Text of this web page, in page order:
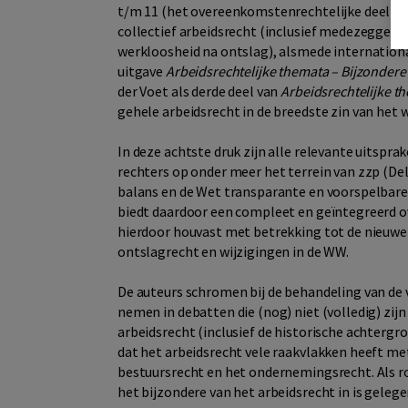
t/m 11 (het overeenkomstenrechtelijke deel
collectief arbeidsrecht (inclusief
werkloosheid na ontslag), alsmede
uitgave Arbeidsrechtelijke themata –
der Voet als derde deel vanArbeidsrechtelijke
gehele arbeidsrecht in de breedste zin van het
In deze achtste druk zijn alle relevante
rechters op onder meer het terrein van zzp
balans en de Wet transparante en
biedt daardoor een compleet en geïntegreerd
hierdoor houvast met betrekking tot de
ontslagrecht en wijzigingen in de WW.
De auteurs schromen bij de behandeling van
nemen in debatten die (nog) niet (volledig)
arbeidsrecht (inclusief de historische
dat het arbeidsrecht vele raakvlakken heeft
bestuursrecht en het ondernemingsrecht. Als
het bijzondere van het arbeidsrecht in is